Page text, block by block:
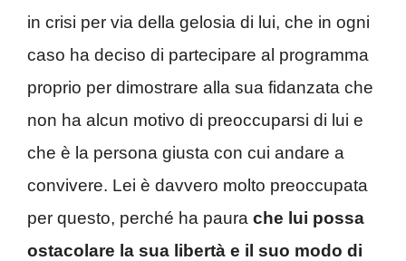
in crisi per via della gelosia di lui, che in ogni
caso ha deciso di partecipare al programma
proprio per dimostrare alla sua fidanzata che
non ha alcun motivo di preoccuparsi di lui e
che è la persona giusta con cui andare a
convivere. Lei è davvero molto preoccupata
per questo, perché ha paura che lui possa
ostacolare la sua libertà e il suo modo di